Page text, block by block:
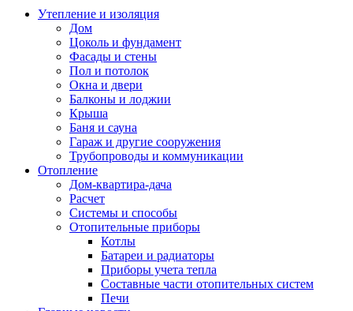
Утепление и изоляция
Дом
Цоколь и фундамент
Фасады и стены
Пол и потолок
Окна и двери
Балконы и лоджии
Крыша
Баня и сауна
Гараж и другие сооружения
Трубопроводы и коммуникации
Отопление
Дом-квартира-дача
Расчет
Системы и способы
Отопительные приборы
Котлы
Батареи и радиаторы
Приборы учета тепла
Составные части отопительных систем
Печи